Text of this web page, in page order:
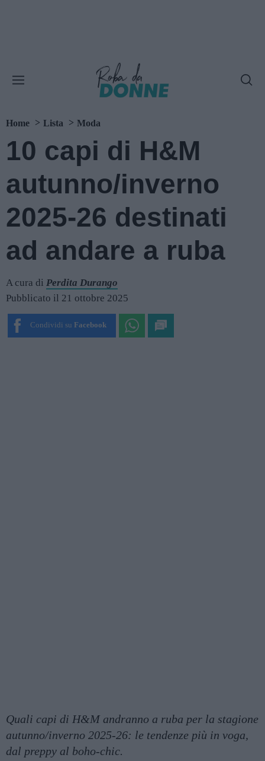
Home Lista Moda
10 capi di H&M
autunno/inverno
2025-26 destinati
ad andare a ruba
A cura di Perdita Durango
Pubblicato il 21 ottobre 2025
Condividi su Facebook
Quali capi di H&M andranno a ruba per la stagione
autunno/inverno 2025-26: le tendenze più in voga,
dal preppy al boho-chic.